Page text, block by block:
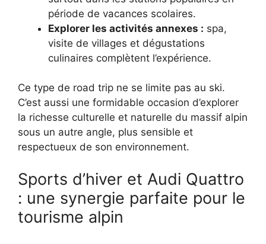
période de vacances scolaires.
Explorer les activités annexes : spa,
visite de villages et dégustations
culinaires complètent l’expérience.
Ce type de road trip ne se limite pas au ski.
C’est aussi une formidable occasion d’explorer
la richesse culturelle et naturelle du massif alpin
sous un autre angle, plus sensible et
respectueux de son environnement.
Sports d’hiver et Audi Quattro
: une synergie parfaite pour le
tourisme alpin